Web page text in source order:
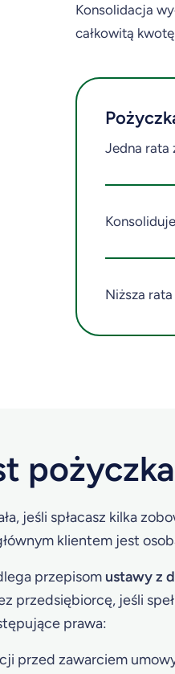
Konsolidacja
całkowitą
Jedna rata
Niższa
jeśli spłacasz kilka
klientem jest
przepisom ustawy z
przedsiębiorcę, jeśli
prawa:
przed zawarciem